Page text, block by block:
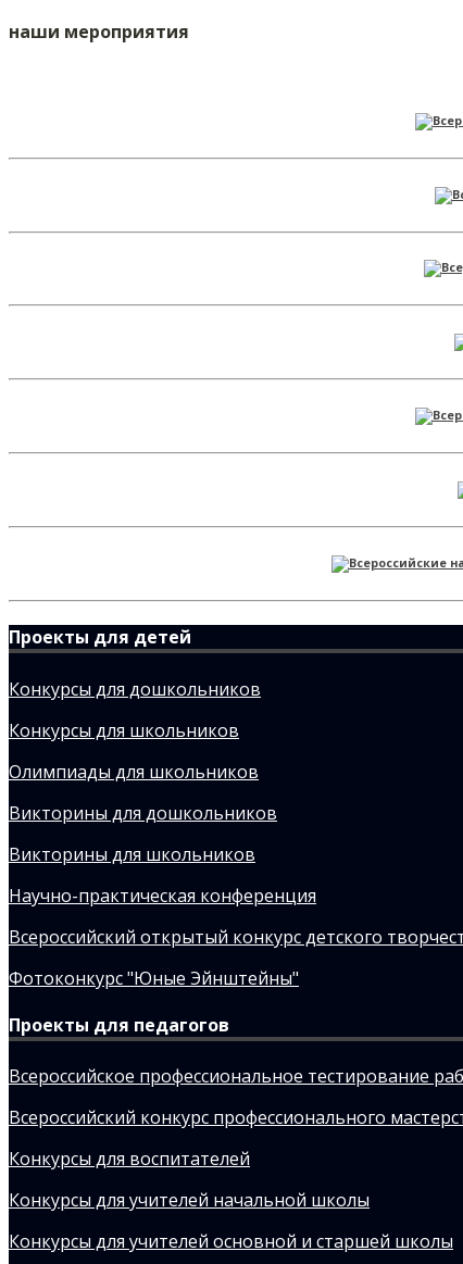
наши мероприятия
Проекты для детей
Конкурсы для дошкольников
Конкурсы для школьников
Олимпиады для школьников
Викторины для дошкольников
Викторины для школьников
Научно-практическая конференция
Всероссийский открытый конкурс детского
Фотоконкурс "Юные Эйнштейны"
Проекты для педагогов
Всероссийское профессиональное тестирование
Всероссийский конкурс профессионального
Конкурсы для воспитателей
Конкурсы для учителей начальной школы
Конкурсы для учителей основной и старшей школы